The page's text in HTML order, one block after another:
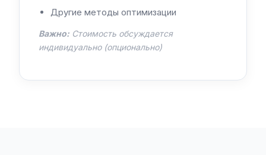
Другие методы оптимизации
Важно: Стоимость обсуждается
индивидуально (опционально)